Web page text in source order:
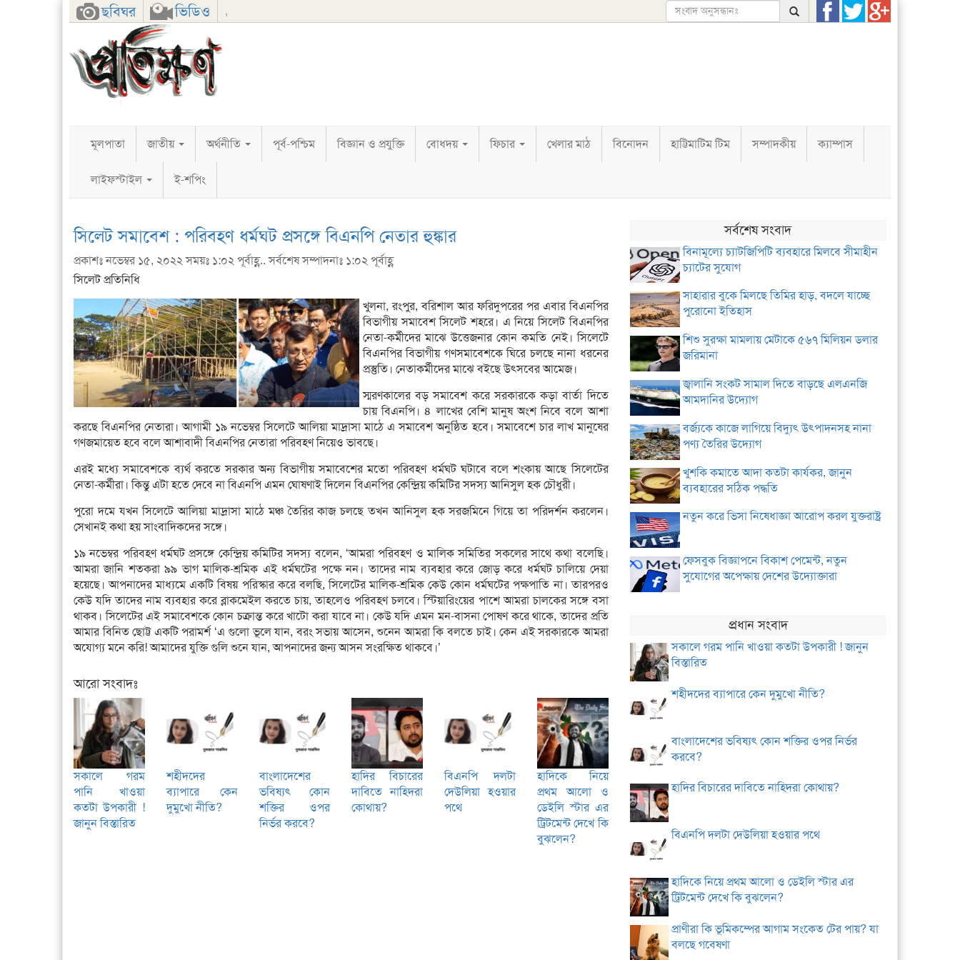
ছবিঘর ভিডিও ,
FacebookTwitterGoogle+
মূলপাতা জাতীয় অর্থনীতি পূর্ব-পশ্চিম বিজ্ঞান ও প্রযুক্তি বোধদয় ফিচার খেলার মাঠ বিনোদন হাট্টিমাটিম টিম সম্পাদকীয় ক্যাম্পাস
লাইফস্টাইল ই-শপিং
সিলেট সমাবেশ : পরিবহণ ধর্মঘট প্রসঙ্গে বিএনপি নেতার হুঙ্কার
প্রকাশঃ নভেম্বর ১৫, ২০২২ সময়ঃ ১:০২ পূর্বাহ্ণ.. সর্বশেষ সম্পাদনাঃ ১:০২ পূর্বাহ্ণ
সিলেট প্রতিনিধি
খুলনা, রংপুর, বরিশাল আর ফরিদুপরের পর এবার বিএনপির
বিভাগীয় সমাবেশ সিলেট শহরে। এ নিয়ে সিলেট বিএনপির
নেতা-কর্মীদের মাঝে উত্তেজনার কোন কমতি নেই। সিলেটে
বিএনপির বিভাগীয় গণসমাবেশকে ঘিরে চলছে নানা ধরনের
প্রস্তুতি। নেতাকর্মীদের মাঝে বইছে উৎসবের আমেজ।
স্মরণকালের বড় সমাবেশ করে সরকারকে কড়া বার্তা দিতে
চায় বিএনপি। ৪ লাখের বেশি মানুষ অংশ নিবে বলে আশা
করছে বিএনপির নেতারা। আগামী ১৯ নভেম্বর সিলেটে আলিয়া মাদ্রাসা মাঠে এ সমাবেশ অনুষ্ঠিত হবে। সমাবেশে চার লাখ মানুষের
গণজমায়েত হবে বলে আশাবাদী বিএনপির নেতারা পরিবহণ নিয়েও ভাবছে।
এরই মধ্যে সমাবেশকে ব্যর্থ করতে সরকার অন্য বিভাগীয় সমাবেশের মতো পরিবহণ ধর্মঘট ঘটাবে বলে শংকায় আছে সিলেটের
নেতা-কর্মীরা। কিন্তু এটা হতে দেবে না বিএনপি এমন ঘোষণাই দিলেন বিএনপির কেন্দ্রিয় কমিটির সদস্য আনিসুল হক চৌধুরী।
পুরো দমে যখন সিলেটে আলিয়া মাদ্রাসা মাঠে মঞ্চ তৈরির কাজ চলছে তখন আনিসুল হক সরজমিনে গিয়ে তা পরিদর্শন করলেন।
সেখানই কথা হয় সাংবাদিকদের সঙ্গে।
১৯ নভেম্বর পরিবহণ ধর্মঘট প্রসঙ্গে কেন্দ্রিয় কমিটির সদস্য বলেন, ‘আমরা পরিবহণ ও মালিক সমিতির সকলের সাথে কথা বলেছি।
আমরা জানি শতকরা ৯৯ ভাগ মালিক-শ্রমিক এই ধর্মঘটের পক্ষে নন। তাদের নাম ব্যবহার করে জোড় করে ধর্মঘট চালিয়ে দেয়া
হয়েছে। আপনাদের মাধ্যমে একটি বিষয় পরিস্কার করে বলছি, সিলেটের মালিক-শ্রমিক কেউ কোন ধর্মঘটের পক্ষপাতি না। তারপরও
কেউ যদি তাদের নাম ব্যবহার করে ব্লাকমেইল করতে চায়, তাহলেও পরিবহণ চলবে। স্টিয়ারিংয়ের পাশে আমরা চালকের সঙ্গে বসা
থাকব। সিলেটের এই সমাবেশকে কোন চক্রান্ত করে খাটো করা যাবে না। কেউ যদি এমন মন-বাসনা পোষণ করে থাকে, তাদের প্রতি
আমার বিনিত ছোট্ট একটি পরামর্শ ‘এ গুলো ভূলে যান, বরং সভায় আসেন, শুনেন আমরা কি বলতে চাই। কেন এই সরকারকে আমরা
অযোগ্য মনে করি! আমাদের যুক্তি গুলি শুনে যান, আপনাদের জন্য আসন সংরক্ষিত থাকবে।’
আরো সংবাদঃ
সকালে গরম
পানি খাওয়া
কতটা উপকারী !
জানুন বিস্তারিত
শহীদদের
ব্যাপারে কেন
দুমুখো নীতি?
বাংলাদেশের
ভবিষ্যৎ কোন
শক্তির ওপর
নির্ভর করবে?
হাদির বিচারের
দাবিতে নাহিদরা
কোথায়?
বিএনপি দলটা
দেউলিয়া হওয়ার
পথে
হাদিকে নিয়ে
প্রথম আলো ও
ডেইলি স্টার এর
ট্রিটমেন্ট দেখে কি
বুঝলেন?
সর্বশেষ সংবাদ
বিনামূল্যে চ্যাটজিপিটি ব্যবহারে মিলবে সীমাহীন
চ্যাটের সুযোগ
সাহারার বুকে মিলছে তিমির হাড়, বদলে যাচ্ছে
পুরোনো ইতিহাস
শিশু সুরক্ষা মামলায় মেটাকে ৫৬৭ মিলিয়ন ডলার
জরিমানা
জ্বালানি সংকট সামাল দিতে বাড়ছে এলএনজি
আমদানির উদ্যোগ
বর্জ্যকে কাজে লাগিয়ে বিদ্যুৎ উৎপাদনসহ নানা
পণ্য তৈরির উদ্যোগ
খুশকি কমাতে আদা কতটা কার্যকর, জানুন
ব্যবহারের সঠিক পদ্ধতি
নতুন করে ভিসা নিষেধাজ্ঞা আরোপ করল যুক্তরাষ্ট্র
ফেসবুক বিজ্ঞাপনে বিকাশ পেমেন্ট, নতুন
সুযোগের অপেক্ষায় দেশের উদ্যোক্তারা
প্রধান সংবাদ
সকালে গরম পানি খাওয়া কতটা উপকারী ! জানুন
বিস্তারিত
শহীদদের ব্যাপারে কেন দুমুখো নীতি?
বাংলাদেশের ভবিষ্যৎ কোন শক্তির ওপর নির্ভর
করবে?
হাদির বিচারের দাবিতে নাহিদরা কোথায়?
বিএনপি দলটা দেউলিয়া হওয়ার পথে
হাদিকে নিয়ে প্রথম আলো ও ডেইলি স্টার এর
ট্রিটমেন্ট দেখে কি বুঝলেন?
প্রাণীরা কি ভূমিকম্পের আগাম সংকেত টের পায়? যা
বলছে গবেষণা